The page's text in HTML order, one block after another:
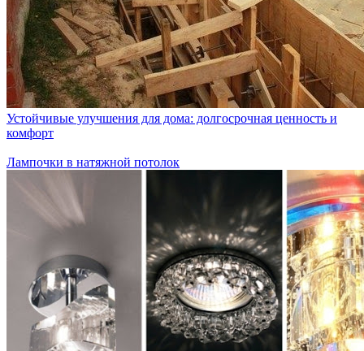
Устойчивые улучшения для дома: долгосрочная ценность и
комфорт
Лампочки в натяжной потолок